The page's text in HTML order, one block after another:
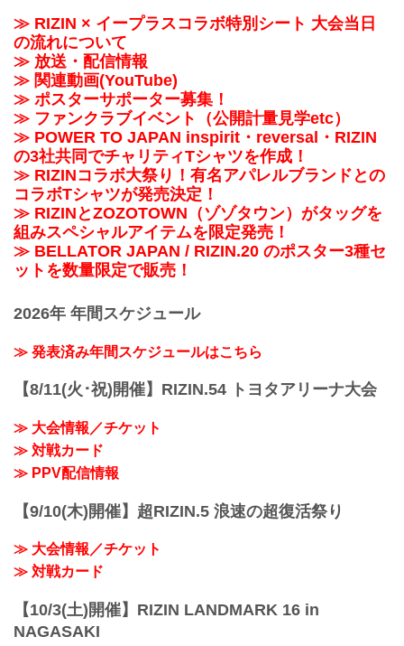
≫ RIZIN × イープラスコラボ特別シート 大会当日
の流れについて
≫ 放送・配信情報
≫ 関連動画(YouTube)
≫ ポスターサポーター募集！
≫ ファンクラブイベント（公開計量見学etc）
≫ POWER TO JAPAN inspirit・reversal・RIZIN
の3社共同でチャリティTシャツを作成！
≫ RIZINコラボ大祭り！有名アパレルブランドとの
コラボTシャツが発売決定！
≫ RIZINとZOZOTOWN（ゾゾタウン）がタッグを
組みスペシャルアイテムを限定発売！
≫ BELLATOR JAPAN / RIZIN.20 のポスター3種セ
ットを数量限定で販売！
2026年 年間スケジュール
≫ 発表済み年間スケジュールはこちら
【8/11(火･祝)開催】RIZIN.54 トヨタアリーナ大会
≫ 大会情報／チケット
≫ 対戦カード
≫ PPV配信情報
【9/10(木)開催】超RIZIN.5 浪速の超復活祭り
≫ 大会情報／チケット
≫ 対戦カード
【10/3(土)開催】RIZIN LANDMARK 16 in
NAGASAKI